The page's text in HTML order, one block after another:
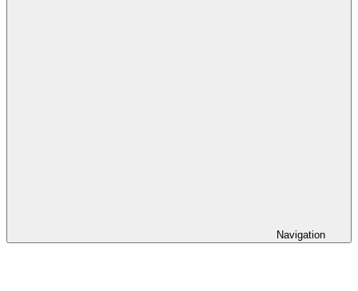
Navigation